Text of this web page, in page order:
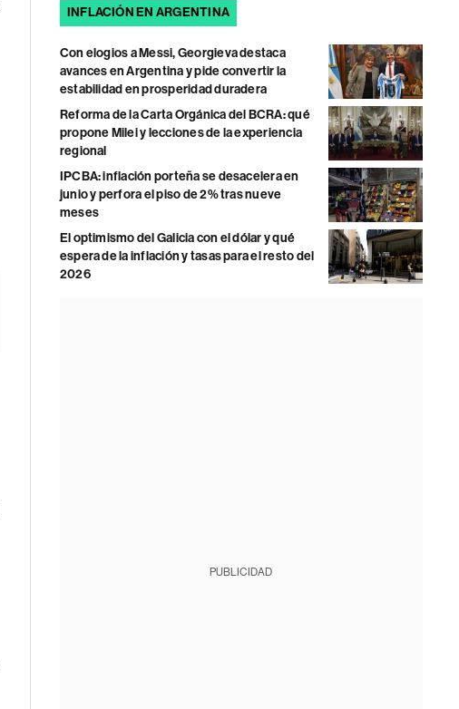
INFLACIÓN EN ARGENTINA
Con elogios a Messi, Georgieva destaca
avances en Argentina y pide convertir la
estabilidad en prosperidad duradera
Reforma de la Carta Orgánica del BCRA: qué
propone Milei y lecciones de la experiencia
regional
IPCBA: inflación porteña se desacelera en
junio y perfora el piso de 2% tras nueve
meses
El optimismo del Galicia con el dólar y qué
espera de la inflación y tasas para el resto del
2026
PUBLICIDAD